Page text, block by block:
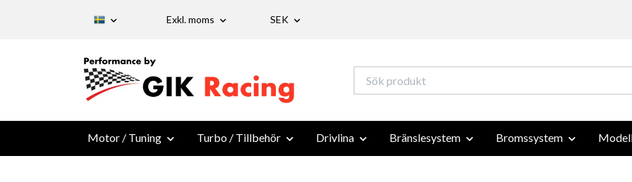
Exkl. moms SEK
Motor / Tuning Turbo / Tillbehör Drivlina Bränslesystem Bromssystem